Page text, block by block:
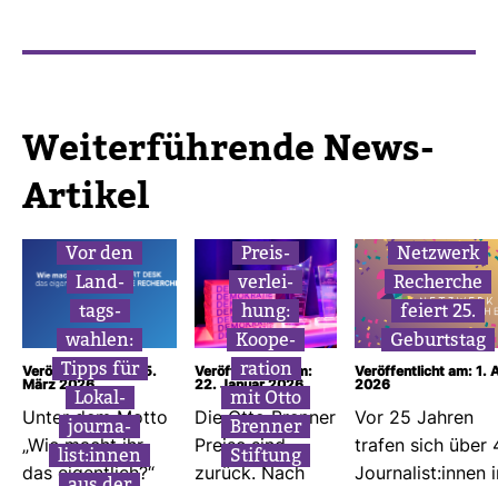
Wei­ter­füh­rende News-​
Artikel
Vor den
Land­
tags­
wahlen:
Tipps für
Lokal­
jour­na­
list:innen
Veröffentlicht am: 5.
März 2026
Unter dem Motto
„Wie macht ihr
das eigent­lich?“
Preis­
ver­lei­
hung:
Koope­
ra­tion
mit Otto
Brenner
Stif­tung
Veröffentlicht am:
22. Januar 2026
Die Otto Brenner
Preise sind
zurück. Nach
Netz­werk
Recherche
feiert 25.
Geburtstag
Veröffentlicht am: 1.
2026
Vor 25 Jahren
trafen sich über
Jour­na­list:innen